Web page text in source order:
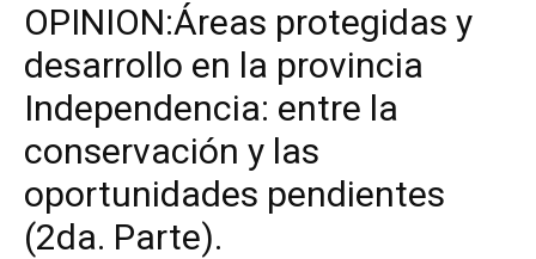
OPINION:Áreas protegidas y
desarrollo en la provincia
Independencia: entre la
conservación y las
oportunidades pendientes
(2da. Parte).